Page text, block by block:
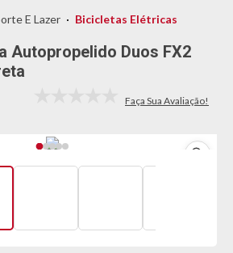
E Lazer Bicicletas Elétricas
Autopropelido Duos FX2